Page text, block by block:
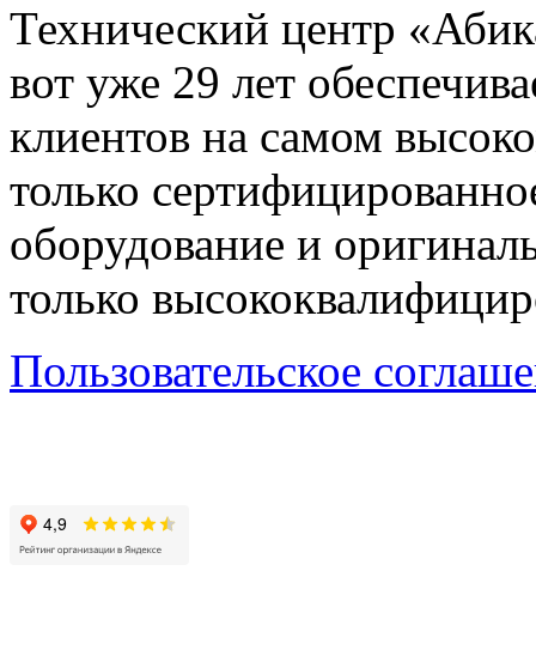
Технический центр
вот уже 29 лет
клиентов на самом
только
оборудование и
только
Пользовательское